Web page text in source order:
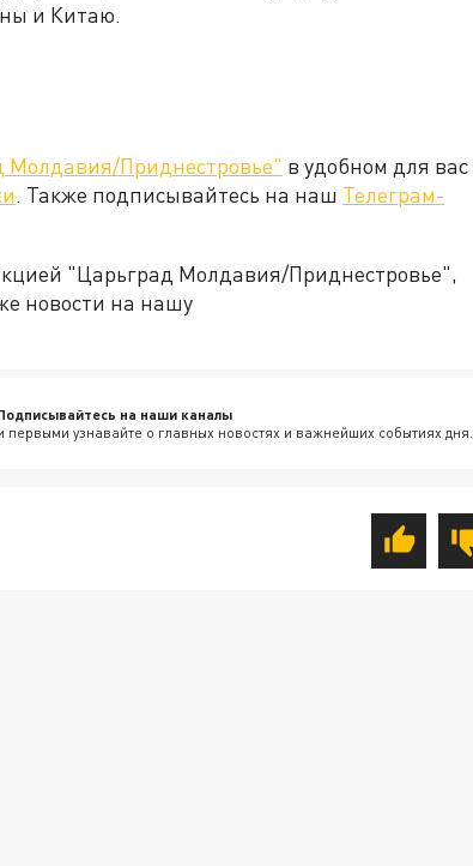
и Китаю.
Молдавия/Приднестровье" в удобном для вас
. Также подписывайтесь на наш Телеграм-
"Царьград Молдавия/Приднестровье",
новости на нашу
на наши каналы
первыми узнавайте о главных новостях и важнейших событиях дня.